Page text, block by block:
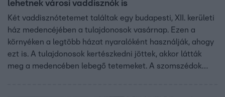
lehetnek városi vaddisznók is
Két vaddisznótetemet találtak egy budapesti, XII. kerületi
ház medencéjében a tulajdonosok vasárnap. Ezen a
környéken a legtöbb házat nyaralóként használják, ahogy
ezt is. A tulajdonosok kertészkedni jöttek, akkor látták
meg a medencében lebegő tetemeket. A szomszédok